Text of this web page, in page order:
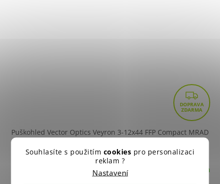
Souhlasíte s použitím cookies pro personalizaci
reklam ?
Nastavení
Z
D
A
R
Puškohled Vector Optics Veyron 3-12x44 FFP Compact MRAD
Skladem